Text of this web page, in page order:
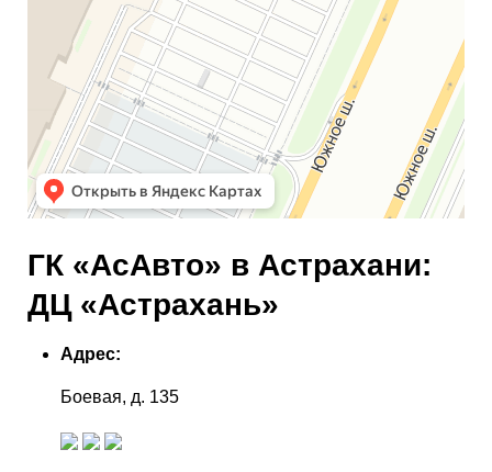
ГК «АсАвто» в Астрахани:
ДЦ «Астрахань»
Адрес:
Боевая, д. 135